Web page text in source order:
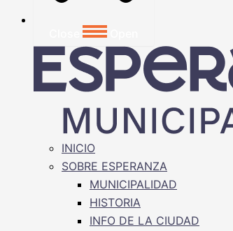
INICIO
SOBRE ESPERANZA
MUNICIPALIDAD
HISTORIA
INFO DE LA CIUDAD